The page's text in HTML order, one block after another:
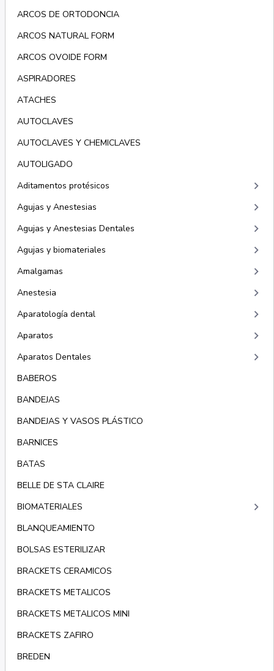
ARCOS DE ORTODONCIA
ARCOS NATURAL FORM
ARCOS OVOIDE FORM
ASPIRADORES
ATACHES
AUTOCLAVES
AUTOCLAVES Y CHEMICLAVES
AUTOLIGADO
Aditamentos protésicos
keyboard_arrow_right
Agujas y Anestesias keyboard_arrow_right
Agujas y Anestesias Dentales keyboard_arrow_right
Agujas y biomateriales keyboard_arrow_right
Amalgamas keyboard_arrow_right
Anestesia keyboard_arrow_right
Aparatología dental keyboard_arrow_right
Aparatos keyboard_arrow_right
Aparatos Dentales keyboard_arrow_right
BABEROS
BANDEJAS
BANDEJAS Y VASOS PLÁSTICO
BARNICES
BATAS
BELLE DE STA CLAIRE
BIOMATERIALES
keyboard_arrow_right
BLANQUEAMIENTO
BOLSAS ESTERILIZAR
BRACKETS CERAMICOS
BRACKETS METALICOS
BRACKETS METALICOS MINI
BRACKETS ZAFIRO
BREDEN